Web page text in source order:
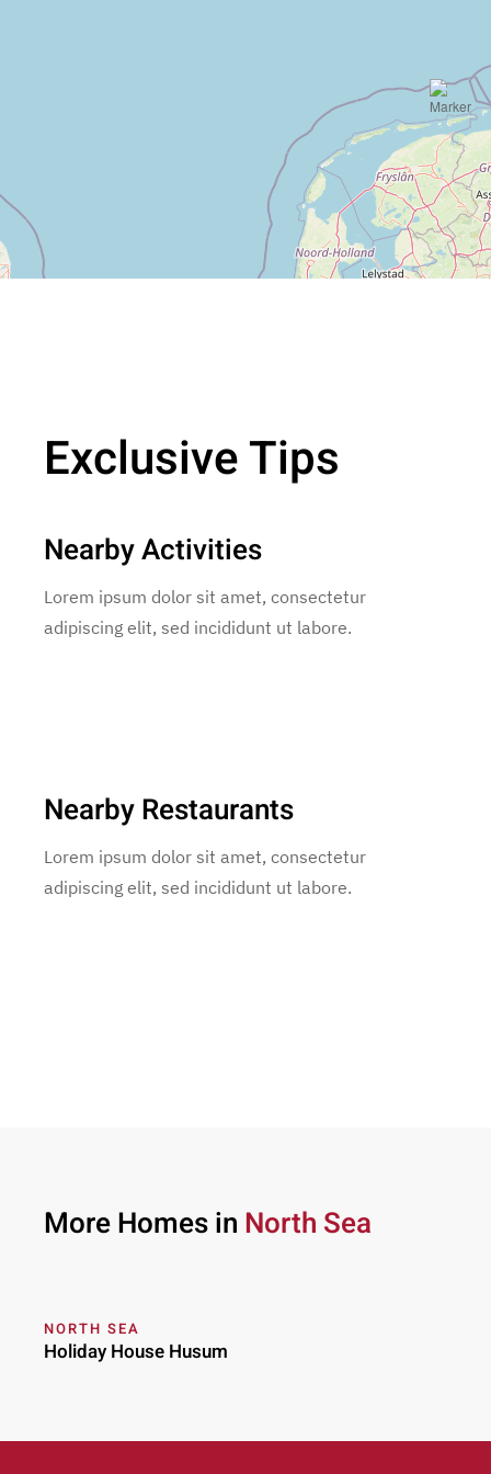
Exclusive Tips
Nearby Activities
Lorem ipsum dolor sit amet, consectetur
adipiscing elit, sed incididunt ut labore.
Nearby Restaurants
Lorem ipsum dolor sit amet, consectetur
adipiscing elit, sed incididunt ut labore.
More Homes in North Sea
NORTH SEA
Holiday House Husum